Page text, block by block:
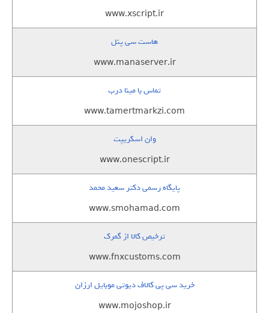
www.xscript.ir
هاست سی پنل
www.manaserver.ir
تماس با مینا درب
www.tamertmarkzi.com
وان اسکریپت
www.onescript.ir
پایگاه رسمی دکتر سعید محمد
www.smohamad.com
ترخیص کالا از گمرک
www.fnxcustoms.com
خرید سی پی کالاف دیوتی موبایل ارزان
www.mojoshop.ir